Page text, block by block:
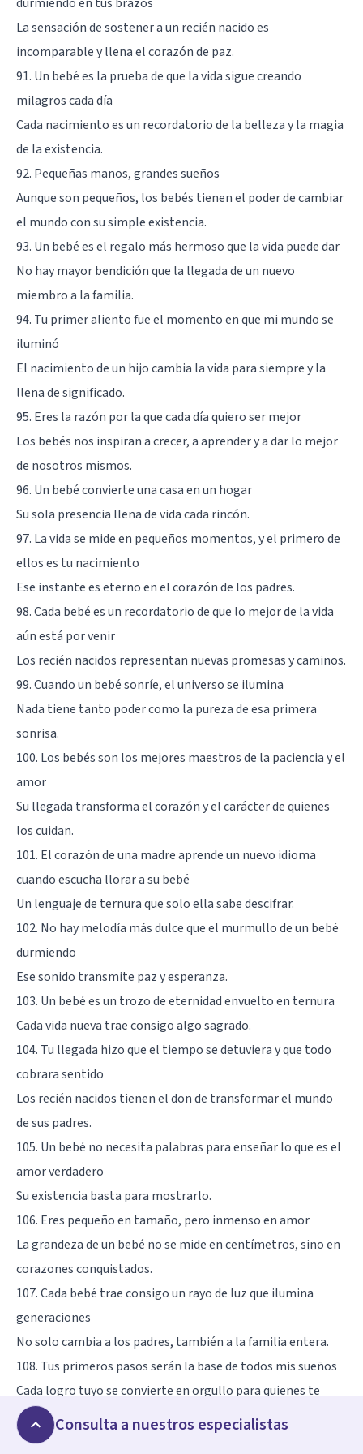
La sensación de sostener a un recién nacido es
incomparable y llena el corazón de paz.
91. Un bebé es la prueba de que la vida sigue creando
milagros cada día
Cada nacimiento es un recordatorio de la belleza y la magia
de la existencia.
92. Pequeñas manos, grandes sueños
Aunque son pequeños, los bebés tienen el poder de cambiar
el mundo con su simple existencia.
93. Un bebé es el regalo más hermoso que la vida puede dar
No hay mayor bendición que la llegada de un nuevo
miembro a la familia.
94. Tu primer aliento fue el momento en que mi mundo se
iluminó
El nacimiento de un hijo cambia la vida para siempre y la
llena de significado.
95. Eres la razón por la que cada día quiero ser mejor
Los bebés nos inspiran a crecer, a aprender y a dar lo mejor
de nosotros mismos.
96. Un bebé convierte una casa en un hogar
Su sola presencia llena de vida cada rincón.
97. La vida se mide en pequeños momentos, y el primero de
ellos es tu nacimiento
Ese instante es eterno en el corazón de los padres.
98. Cada bebé es un recordatorio de que lo mejor de la vida
aún está por venir
Los recién nacidos representan nuevas promesas y caminos.
99. Cuando un bebé sonríe, el universo se ilumina
Nada tiene tanto poder como la pureza de esa primera
sonrisa.
100. Los bebés son los mejores maestros de la paciencia y el
amor
Su llegada transforma el corazón y el carácter de quienes
los cuidan.
101. El corazón de una madre aprende un nuevo idioma
cuando escucha llorar a su bebé
Un lenguaje de ternura que solo ella sabe descifrar.
102. No hay melodía más dulce que el murmullo de un bebé
durmiendo
Ese sonido transmite paz y esperanza.
103. Un bebé es un trozo de eternidad envuelto en ternura
Cada vida nueva trae consigo algo sagrado.
104. Tu llegada hizo que el tiempo se detuviera y que todo
cobrara sentido
Los recién nacidos tienen el don de transformar el mundo
de sus padres.
105. Un bebé no necesita palabras para enseñar lo que es el
amor verdadero
Su existencia basta para mostrarlo.
106. Eres pequeño en tamaño, pero inmenso en amor
La grandeza de un bebé no se mide en centímetros, sino en
corazones conquistados.
107. Cada bebé trae consigo un rayo de luz que ilumina
generaciones
No solo cambia a los padres, también a la familia entera.
108. Tus primeros pasos serán la base de todos mis sueños
Cada logro tuyo se convierte en orgullo para quienes te
aman.
109. El nacimiento de un bebé es la confirmación de que la
Consulta a nuestros especialistas